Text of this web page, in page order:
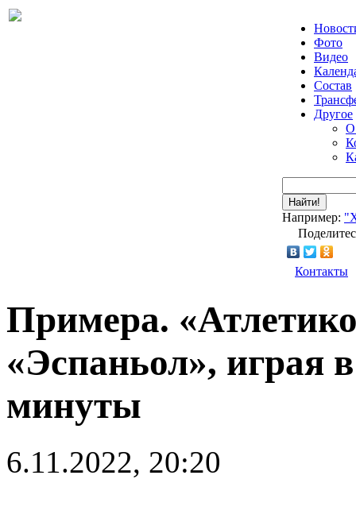
Фото
Видео
Состав
Другое
О
Найти!
Например:
Контакты
Примера.
«Эспаньол», играя
минуты
6.11.2022, 20:20